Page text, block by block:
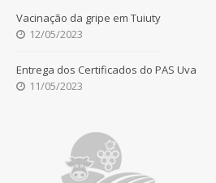
Vacinação da gripe em Tuiuty
12/05/2023
Entrega dos Certificados do PAS Uva
11/05/2023